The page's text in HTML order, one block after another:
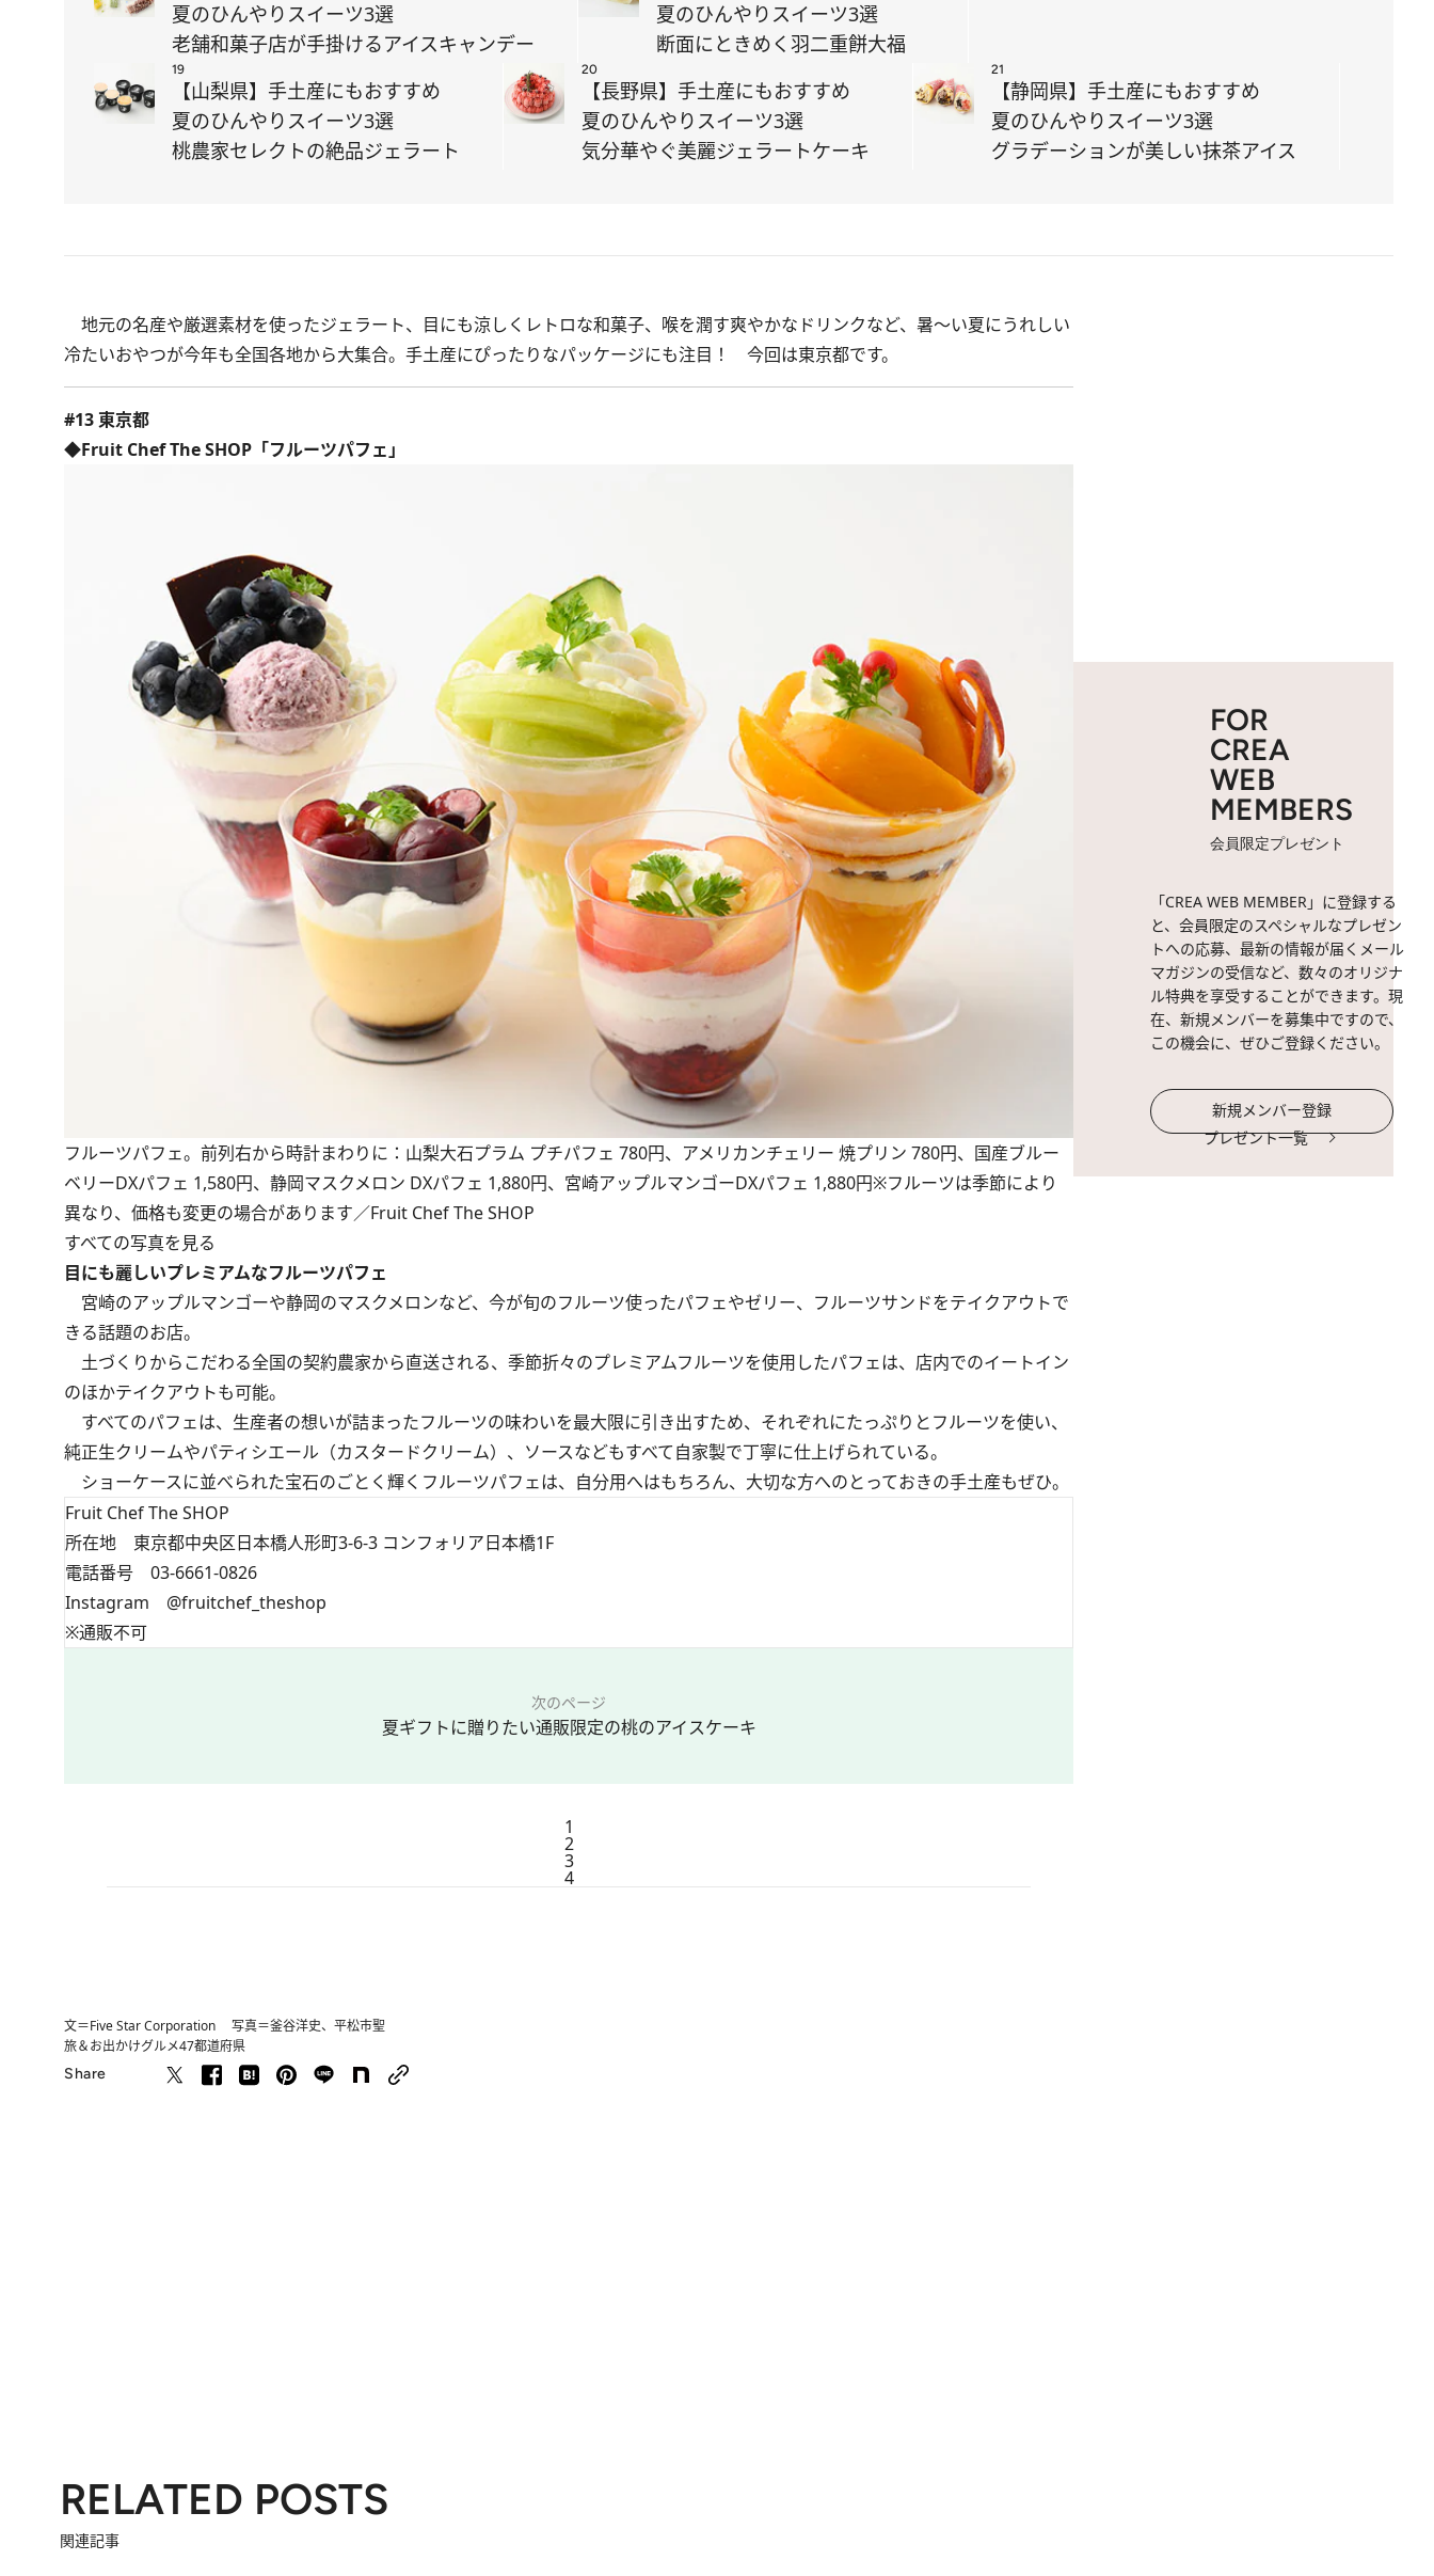
夏のひんやりスイーツ3選
老舗和菓子店が手掛けるアイスキャンデー
夏のひんやりスイーツ3選
断面にときめく羽二重餅大福
19
【山梨県】手土産にもおすすめ
夏のひんやりスイーツ3選
桃農家セレクトの絶品ジェラート
20
【長野県】手土産にもおすすめ
夏のひんやりスイーツ3選
気分華やぐ美麗ジェラートケーキ
21
【静岡県】手土産にもおすすめ
夏のひんやりスイーツ3選
グラデーションが美しい抹茶アイス
地元の名産や厳選素材を使ったジェラート、目にも涼しくレトロな和菓子、喉を潤す爽やかなドリンクなど、暑～い夏にうれしい
冷たいおやつが今年も全国各地から大集合。手土産にぴったりなパッケージにも注目！ 今回は東京都です。
#13 東京都
◆Fruit Chef The SHOP「フルーツパフェ」
フルーツパフェ。前列右から時計まわりに：山梨大石プラム プチパフェ 780円、アメリカンチェリー 焼プリン 780円、国産ブルー
ベリーDXパフェ 1,580円、静岡マスクメロン DXパフェ 1,880円、宮崎アップルマンゴーDXパフェ 1,880円※フルーツは季節により
異なり、価格も変更の場合があります／Fruit Chef The SHOP
すべての写真を見る
目にも麗しいプレミアムなフルーツパフェ
宮崎のアップルマンゴーや静岡のマスクメロンなど、今が旬のフルーツ使ったパフェやゼリー、フルーツサンドをテイクアウトで
きる話題のお店。
土づくりからこだわる全国の契約農家から直送される、季節折々のプレミアムフルーツを使用したパフェは、店内でのイートイン
のほかテイクアウトも可能。
すべてのパフェは、生産者の想いが詰まったフルーツの味わいを最大限に引き出すため、それぞれにたっぷりとフルーツを使い、
純正生クリームやパティシエール（カスタードクリーム）、ソースなどもすべて自家製で丁寧に仕上げられている。
ショーケースに並べられた宝石のごとく輝くフルーツパフェは、自分用へはもちろん、大切な方へのとっておきの手土産もぜひ。
Fruit Chef The SHOP
所在地 東京都中央区日本橋人形町3-6-3 コンフォリア日本橋1F
電話番号 03-6661-0826
Instagram @fruitchef_theshop
※通販不可
次のページ
夏ギフトに贈りたい通販限定の桃のアイスケーキ
1
2
3
4
文＝Five Star Corporation 写真＝釜谷洋史、平松市聖
旅＆お出かけグルメ47都道府県
Share
FOR
CREA
WEB
MEMBERS
会員限定プレゼント
「CREA WEB MEMBER」に登録する
と、会員限定のスペシャルなプレゼン
トへの応募、最新の情報が届くメール
マガジンの受信など、数々のオリジナ
ル特典を享受することができます。現
在、新規メンバーを募集中ですので、
この機会に、ぜひご登録ください。
新規メンバー登録
プレゼント一覧
RELATED POSTS
関連記事